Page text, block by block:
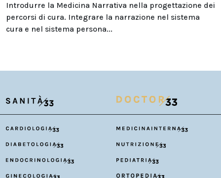
Introdurre la Medicina Narrativa nella progettazione dei
percorsi di cura. Integrare la narrazione nel sistema
cura e nel sistema persona...